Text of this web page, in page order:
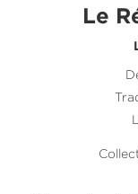
Le